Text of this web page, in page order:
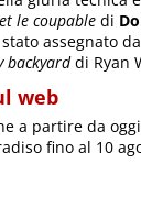
le coupable di
assegnato
backyarddi Ryan
web
a partire da
fino al 10